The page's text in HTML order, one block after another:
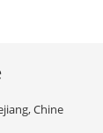
Chine